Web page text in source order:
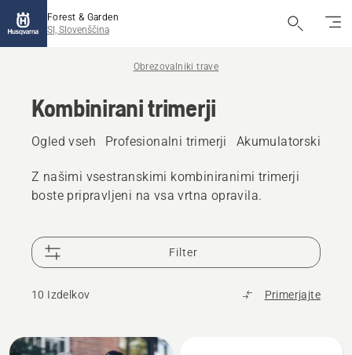
Forest & Garden
SI, Slovenščina
Obrezovalniki trave
Kombinirani trimerji
Ogled vseh Profesionalni trimerji Akumulatorski
Z našimi vsestranskimi kombiniranimi trimerji
boste pripravljeni na vsa vrtna opravila.
Filter
10 Izdelkov Primerjajte
Prikaži